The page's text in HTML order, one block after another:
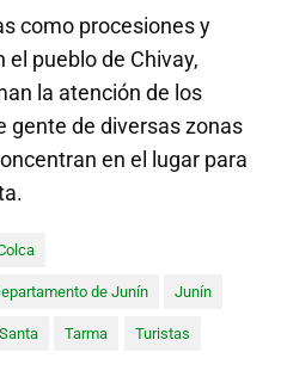
como procesiones y
el pueblo de Chivay,
la atención de los
gente de diversas zonas
en el lugar para
de Junín Junín
Tarma Turistas